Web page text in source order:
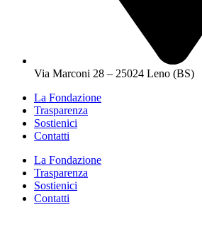
Via Marconi 28 – 25024 Leno (BS)
La Fondazione
Trasparenza
Sostienici
Contatti
La Fondazione
Trasparenza
Sostienici
Contatti